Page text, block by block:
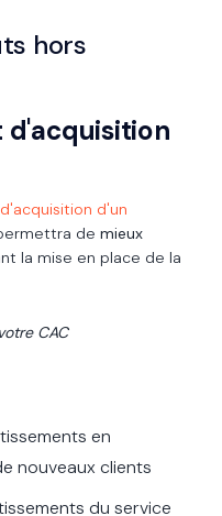
hors
d'acquisition
d'un
de mieux
la mise en place de la
CAC
en
nouveaux clients
du service